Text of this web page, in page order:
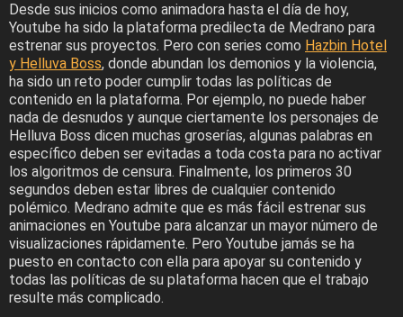
Desde sus inicios como animadora hasta el día de hoy,
Youtube ha sido la plataforma predilecta de Medrano para
estrenar sus proyectos. Pero con series como Hazbin Hotel
y Helluva Boss, donde abundan los demonios y la violencia,
ha sido un reto poder cumplir todas las políticas de
contenido en la plataforma. Por ejemplo, no puede haber
nada de desnudos y aunque ciertamente los personajes de
Helluva Boss dicen muchas groserías, algunas palabras en
específico deben ser evitadas a toda costa para no activar
los algoritmos de censura. Finalmente, los primeros 30
segundos deben estar libres de cualquier contenido
polémico. Medrano admite que es más fácil estrenar sus
animaciones en Youtube para alcanzar un mayor número de
visualizaciones rápidamente. Pero Youtube jamás se ha
puesto en contacto con ella para apoyar su contenido y
todas las políticas de su plataforma hacen que el trabajo
resulte más complicado.